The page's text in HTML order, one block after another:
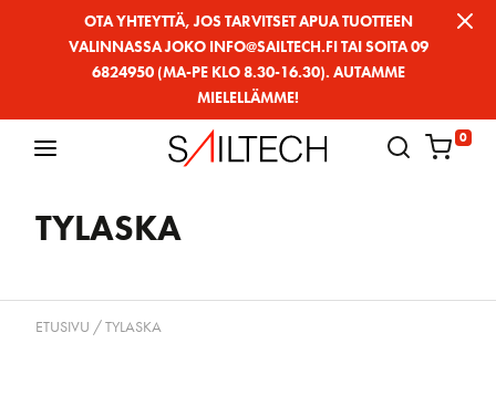
OTA YHTEYTTÄ, JOS TARVITSET APUA TUOTTEEN
VALINNASSA JOKO INFO@SAILTECH.FI TAI SOITA 09
6824950 (MA-PE KLO 8.30-16.30). AUTAMME
MIELELLÄMME!
0
TYLASKA
ETUSIVU / TYLASKA